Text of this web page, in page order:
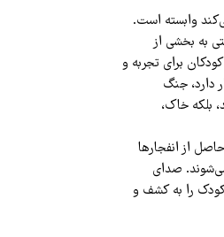
وابسته است.
به بخشی از
برای تجربه و
دارد، جنگ
بلکه خاک،
از انفجارها
می‌شوند. صدای
را به کشف و